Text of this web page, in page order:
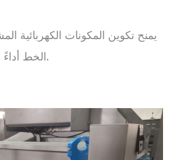
يمنح تكوين المكونات الكهربائية
الخط أداءً رائعًا في العمل.